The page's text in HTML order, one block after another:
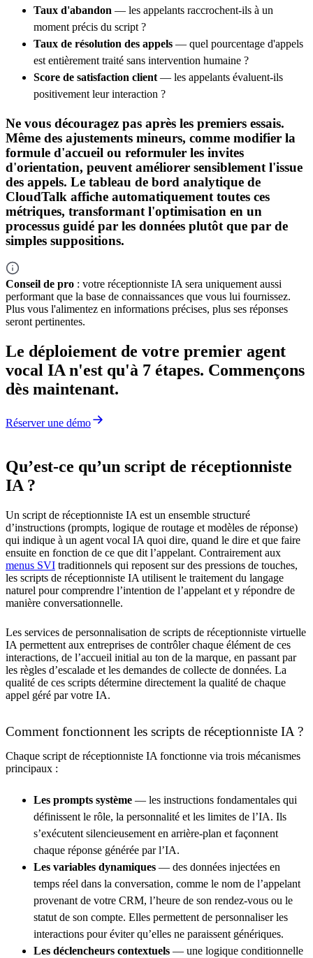
Taux d'abandon — les appelants raccrochent-ils à un
moment précis du script ?
Taux de résolution des appels — quel pourcentage d'appels
est entièrement traité sans intervention humaine ?
Score de satisfaction client — les appelants évaluent-ils
positivement leur interaction ?
Ne vous découragez pas après les premiers essais.
Même des ajustements mineurs, comme modifier la
formule d'accueil ou reformuler les invites
d'orientation, peuvent améliorer sensiblement l'issue
des appels. Le tableau de bord analytique de
CloudTalk affiche automatiquement toutes ces
métriques, transformant l'optimisation en un
processus guidé par les données plutôt que par de
simples suppositions.
Conseil de pro : votre réceptionniste IA sera uniquement aussi
performant que la base de connaissances que vous lui fournissez.
Plus vous l'alimentez en informations précises, plus ses réponses
seront pertinentes.
Le déploiement de votre premier agent
vocal IA n'est qu'à 7 étapes. Commençons
dès maintenant.
Réserver une démo
Qu’est-ce qu’un script de réceptionniste
IA ?
Un script de réceptionniste IA est un ensemble structuré
d’instructions (prompts, logique de routage et modèles de réponse)
qui indique à un agent vocal IA quoi dire, quand le dire et que faire
ensuite en fonction de ce que dit l’appelant. Contrairement aux
menus SVI traditionnels qui reposent sur des pressions de touches,
les scripts de réceptionniste IA utilisent le traitement du langage
naturel pour comprendre l’intention de l’appelant et y répondre de
manière conversationnelle.
Les services de personnalisation de scripts de réceptionniste virtuelle
IA permettent aux entreprises de contrôler chaque élément de ces
interactions, de l’accueil initial au ton de la marque, en passant par
les règles d’escalade et les demandes de collecte de données. La
qualité de ces scripts détermine directement la qualité de chaque
appel géré par votre IA.
Comment fonctionnent les scripts de réceptionniste IA ?
Chaque script de réceptionniste IA fonctionne via trois mécanismes
principaux :
Les prompts système — les instructions fondamentales qui
définissent le rôle, la personnalité et les limites de l’IA. Ils
s’exécutent silencieusement en arrière-plan et façonnent
chaque réponse générée par l’IA.
Les variables dynamiques — des données injectées en
temps réel dans la conversation, comme le nom de l’appelant
provenant de votre CRM, l’heure de son rendez-vous ou le
statut de son compte. Elles permettent de personnaliser les
interactions pour éviter qu’elles ne paraissent génériques.
Les déclencheurs contextuels — une logique conditionnelle